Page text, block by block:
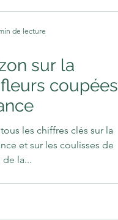
sur la
coupées
les chiffres clés sur la
et sur les coulisses de
la...
de lecture